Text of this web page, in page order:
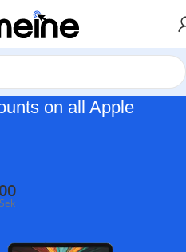
on all Apple
00
Sek